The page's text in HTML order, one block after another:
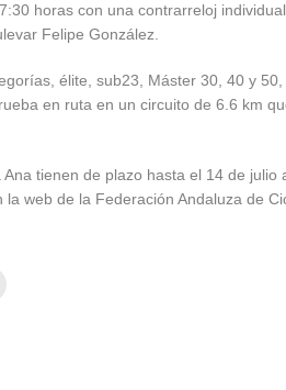
horas con una contrarreloj
Felipe González.
élite, sub23, Máster 30, 40 y
en ruta en un circuito de 6.6 km
tienen de plazo hasta el 14 de julio
web de la Federación Andaluza de